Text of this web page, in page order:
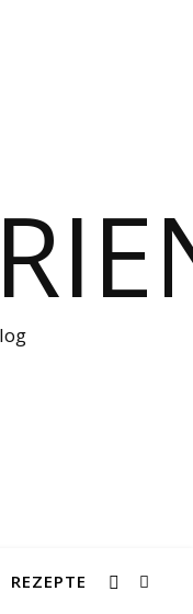
REZEPTE